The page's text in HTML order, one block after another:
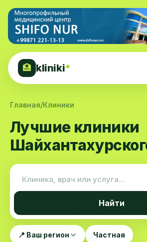
🏥 kliniki*
Главная/Клиники
Лучшие клиники
Найти
📍 Ваш регион Частная